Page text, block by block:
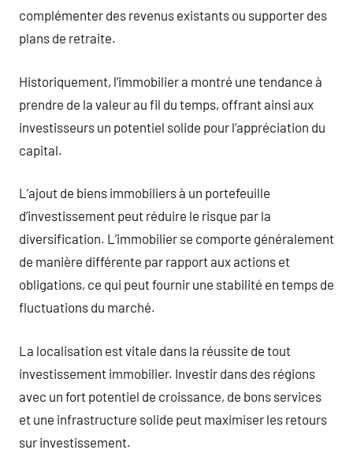
complémenter des revenus existants ou supporter des
plans de retraite.
Historiquement, l’immobilier a montré une tendance à
prendre de la valeur au fil du temps, offrant ainsi aux
investisseurs un potentiel solide pour l’appréciation du
capital.
L’ajout de biens immobiliers à un portefeuille
d’investissement peut réduire le risque par la
diversification. L’immobilier se comporte généralement
de manière différente par rapport aux actions et
obligations, ce qui peut fournir une stabilité en temps de
fluctuations du marché.
La localisation est vitale dans la réussite de tout
investissement immobilier. Investir dans des régions
avec un fort potentiel de croissance, de bons services
et une infrastructure solide peut maximiser les retours
sur investissement.